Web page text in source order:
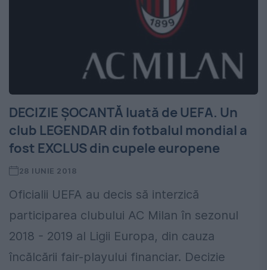
DECIZIE ȘOCANTĂ luată de UEFA. Un
club LEGENDAR din fotbalul mondial a
fost EXCLUS din cupele europene
28 IUNIE 2018
Oficialii UEFA au decis să interzică
participarea clubului AC Milan în sezonul
2018 - 2019 al Ligii Europa, din cauza
încălcării fair-playului financiar. Decizie